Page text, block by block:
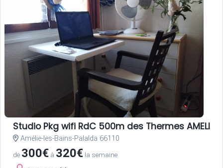
Studio Pkg wifi RdC 500m des Thermes AMELIE
Amélie-les-Bains-Palalda 66110
de 300€ à 320€ la semaine